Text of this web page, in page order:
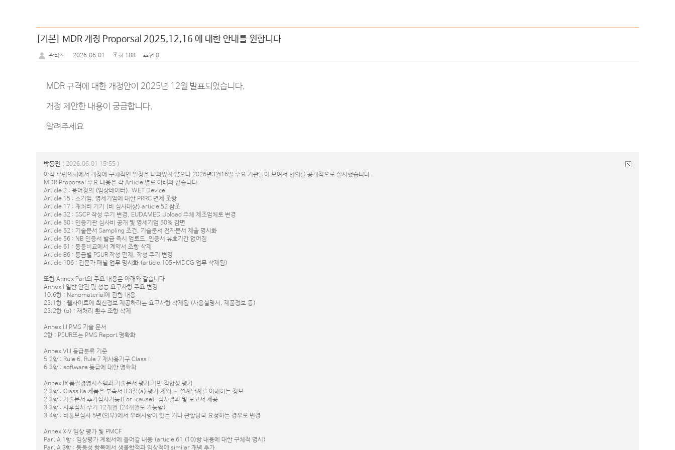
[기본] MDR 개정 Proporsal 2025,12,16 에 대한 안내를 원합니다
관리자 2026.06.01 조회 188 추천 0
MDR 규격에 대한 개정안이 2025년 12월 발표되었습니다.
개정 제안한 내용이 궁금합니다.
알려주세요
박동진 ( 2026.06.01 15:55 )
아직 유럽의회에서 개정에 구체적인 일정은 나와있지 않으나 2026년3월16일 주요 기관들이 모여서 협의를 공개적으로 실시했습니다 .
MDR Proporsal 주요 내용은 각 Article 별로 아래와 같습니다.
Article 2 : 용어정의 (임상데이터), WET Device
Article 15 : 소기업, 영세기업에 대한 PRRC 면제 조항
Article 17 : 재처리 기기 (비 심사대상) article 52 참조
Article 32 : SSCP 작성 주기 변경, EUDAMED Upload 주체 제조업체로 변경
Article 50 : 인증기관 심사비 공개 및 영세기업 50% 감면
Article 52 : 기술문서 Sampling 조건, 기술문서 전자문서 제출 명시화
Article 56 : NB 인증서 발급 즉시 업로드, 인증서 유효기간 없어짐
Article 61 : 동등비교에서 계약서 조항 삭제
Article 86 : 등급별 PSUR 작성 면제, 작성 주기 변경
Article 106 : 전문가 패널 업무 명시화 (article 105-MDCG 업무 삭제됨)
또한 Annex Part의 주요 내용은 아래와 같습니다
Annex I 일반 안전 및 성능 요구사항 주요 변경
10.6항 : Nanomaterial에 관한 내용
23.1항 : 웹사이트에 최신정보 제공하라는 요구사항 삭제됨 (사용설명서, 제품정보 등)
23.2항 (o) : 재처리 횟수 조항 삭제
Annex III PMS 기술 문서
2항 : PSUR또는 PMS Report 명확화
Annex VIII 등급분류 기준
5.2항 : Rule 6, Rule 7 재사용기구 Class I
6.3항 : software 등급에 대한 명확화
Annex IX 품질경영시스템과 기술문서 평가 기반 적합성 평가
2.3항 : Class IIa 제품은 부속서 II 3절(a) 평가 제외 – 설계단계를 이해하는 정보
2.3항 : 기술문서 추가심사가능(For-cause)-심사결과 및 보고서 제공.
3.3항 : 사후심사 주기 12개월 (24개월도 가능함)
3.4항 : 비통보심사 5년(의무)에서 우려사항이 있는 거나 관할당국 요청하는 경우로 변경
Annex XIV 임상 평가 및 PMCF
Part A 1항 : 임상평가 계획서에 들어갈 내용 (article 61 (10)항 내용에 대한 구체적 명시)
Part A 3항 : 동등성 항목에서 생물학적과 임상적에 similar 개념 추가